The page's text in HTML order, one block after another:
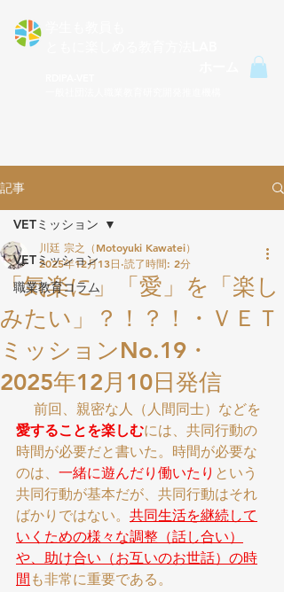
記事
VETミッション
職業教育コラム
VETミッション
「気楽に」「愛」を「楽し
みたい」？！？！・ＶＥＴ
ミッションNo.19・
2025年12月10日発信
川廷 宗之（Motoyuki Kawatei）
2025年12月13日 読了時間: 2分
    前回、親密な人（人間同士）などを
愛することを楽しむには、共同行動の
時間が必要だと書いた。時間が必要な
のは、 一緒に遊んだり働いたり という
共同行動が基本だが、共同行動はそれ
ばかりではない。 共同生活を継続して
いくための様々な調整（話し合い）
や、助け合い（お互いのお世話）の時
間 も非常に重要である。